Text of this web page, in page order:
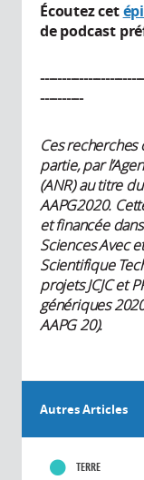
Écoutez cet
de podcast
----------
Ces
partie, par
(ANR) au titre
AAPG2020.
et financée
Sciences Avec
Scientifique
projets JCJC et
génériques 2020
AAPG 20).
Autres Articles
TERRE